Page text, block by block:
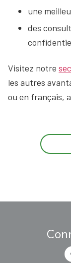
une
des
Visitez notre
les autres
ou en français,